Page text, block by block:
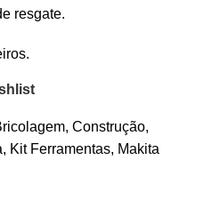
resgate.
, Construção,
, Kit Ferramentas, Makita